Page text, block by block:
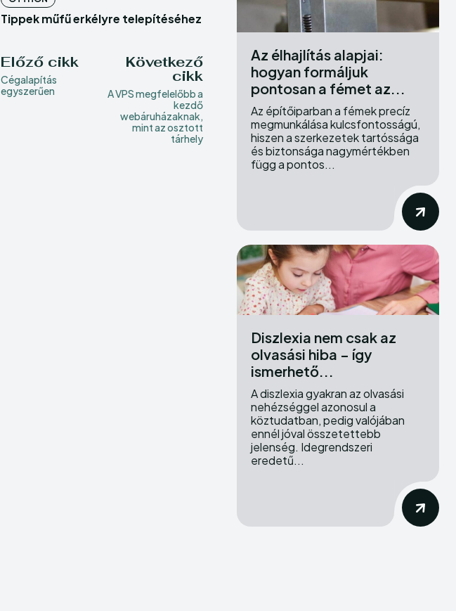
Copyright © Newspaper Theme.
Copyright © Newspaper Theme.
Tippek műfű erkélyre telepítéséhez
Előző cikk
Cégalapítás
egyszerűen
Következő
cikk
A VPS megfelelőbb a
kezdő
webáruházaknak,
mint az osztott
tárhely
Az élhajlítás alapjai:
hogyan formáljuk
pontosan a fémet az...
Az építőiparban a fémek precíz
megmunkálása kulcsfontosságú,
hiszen a szerkezetek tartóssága
és biztonsága nagymértékben
függ a pontos...
Diszlexia nem csak az
olvasási hiba – így
ismerhető...
A diszlexia gyakran az olvasási
nehézséggel azonosul a
köztudatban, pedig valójában
ennél jóval összetettebb
jelenség. Idegrendszeri
eredetű...